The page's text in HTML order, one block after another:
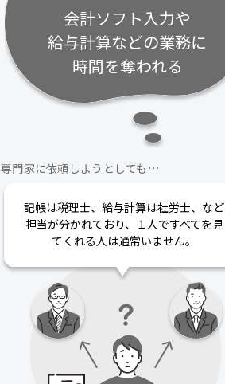
会計ソフト入力や
給与計算などの業務に
時間を奪われる
専門家に依頼しようとしても…
記帳は税理士、給与計算は社労士、など
担当が分かれており、１人ですべてを見
てくれる人は通常いません。